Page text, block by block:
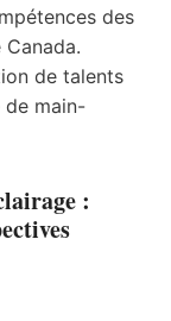
des
Canada.
de talents
de main-
: